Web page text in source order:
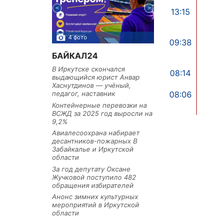
4 фото
БАЙКАЛ24
В Иркутске скончался
выдающийся юрист Анвар
Хаснутдинов — учёный,
педагог, наставник
Контейнерные перевозки на
ВСЖД за 2025 год выросли на
9,2%
Авиалесоохрана набирает
десантников-пожарных В
Забайкалье и Иркутской
области
За год депутату Оксане
Жучковой поступило 482
обращения избирателей
Анонс зимних культурных
мероприятий в Иркутской
области
13:15
09:38
08:14
08:06